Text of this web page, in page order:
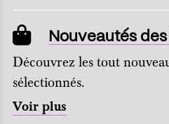
Nouveautés
Découvrez les tout
sélectionnés.
Voir plus